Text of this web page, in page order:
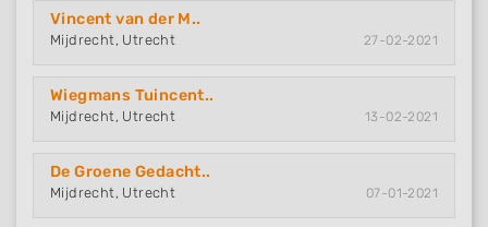
Vincent van der M..
Mijdrecht, Utrecht 27-02-2021
Wiegmans Tuincent..
Mijdrecht, Utrecht 13-02-2021
De Groene Gedacht..
Mijdrecht, Utrecht 07-01-2021